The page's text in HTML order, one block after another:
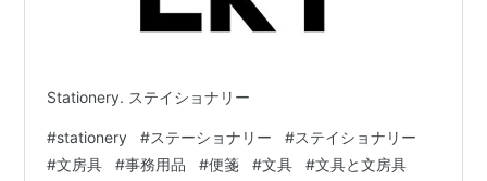
Stationery. ステイショナリー
#stationery #ステーショナリー #ステイショナリー
#文房具 #事務用品 #便箋 #文具 #文具と文房具